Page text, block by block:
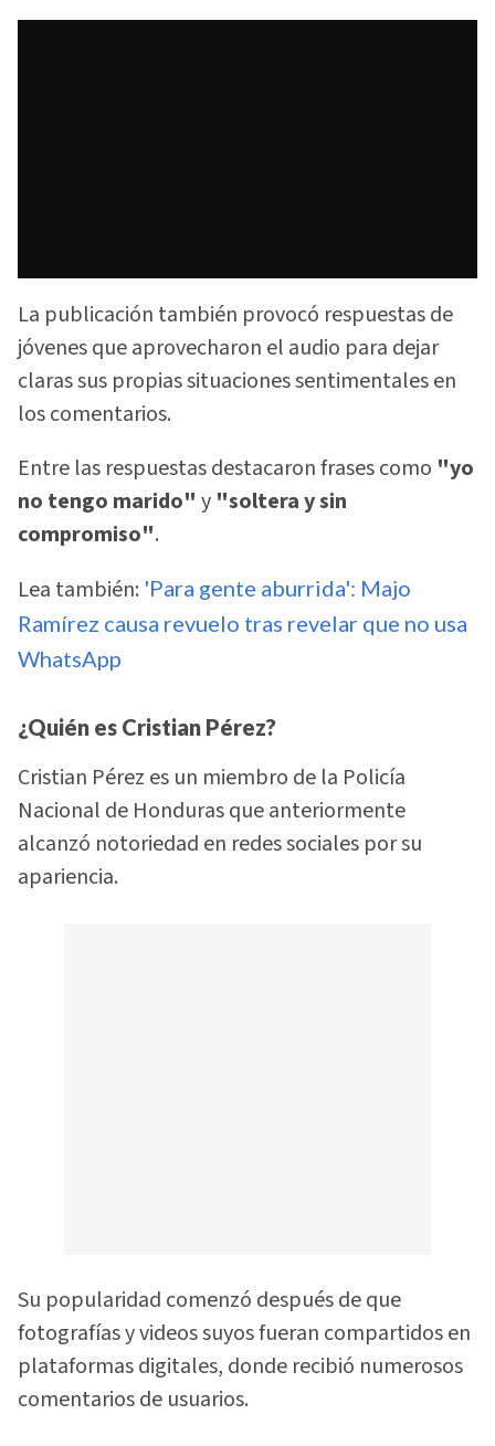
La publicación también provocó respuestas de
jóvenes que aprovecharon el audio para dejar
claras sus propias situaciones sentimentales en
los comentarios.
Entre las respuestas destacaron frases como "yo
no tengo marido" y "soltera y sin
compromiso".
Lea también: 'Para gente aburrida': Majo
Ramírez causa revuelo tras revelar que no usa
WhatsApp
¿Quién es Cristian Pérez?
Cristian Pérez es un miembro de la Policía
Nacional de Honduras que anteriormente
alcanzó notoriedad en redes sociales por su
apariencia.
Su popularidad comenzó después de que
fotografías y videos suyos fueran compartidos en
plataformas digitales, donde recibió numerosos
comentarios de usuarios.